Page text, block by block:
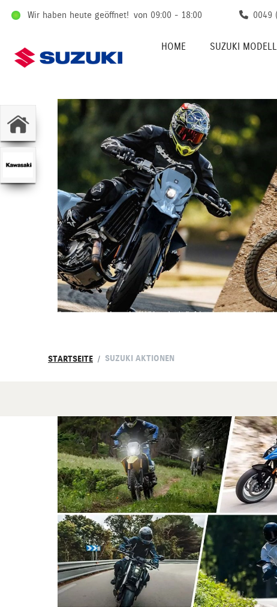
Wir haben heute geöffnet! von 09:00 - 18:00 0049
HOME SUZUKI
STARTSEITE SUZUKI AKTIONEN